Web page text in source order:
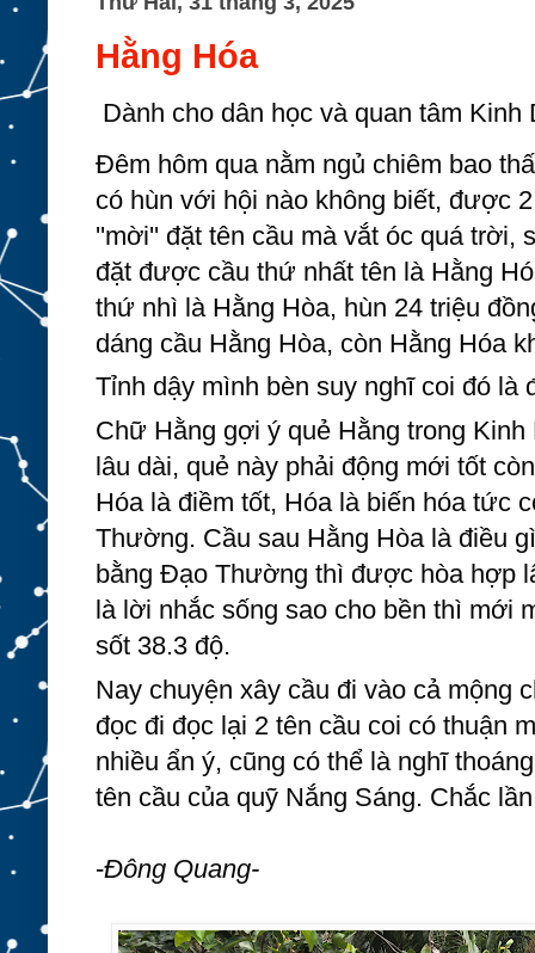
Hằng Hóa
Dành cho dân học và quan tâm Kinh
Đêm hôm qua nằm ngủ chiêm bao
có hùn với hội nào không biết, được
''mời'' đặt tên cầu mà vắt óc quá trời,
đặt được cầu thứ nhất tên là Hằng
thứ nhì là Hằng Hòa, hùn 24 triệu
dáng cầu Hằng Hòa, còn Hằng Hóa
Tỉnh dậy mình bèn suy nghĩ coi đó là
Chữ Hằng gợi ý quẻ Hằng trong
lâu dài, quẻ này phải động mới tốt
Hóa là điềm tốt, Hóa là biến hóa tức
Thường. Cầu sau Hằng Hòa là điều
bằng Đạo Thường thì được hòa hợp
là lời nhắc sống sao cho bền thì mới
sốt 38.3 độ.
Nay chuyện xây cầu đi vào cả mộng
đọc đi đọc lại 2 tên cầu coi có thuận
nhiều ẩn ý, cũng có thể là nghĩ
tên cầu của quỹ Nắng Sáng. Chắc
-Đông Quang-